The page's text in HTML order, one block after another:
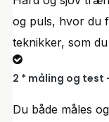
og puls, hvor du
teknikker, som
2 * måling og
Du både måles